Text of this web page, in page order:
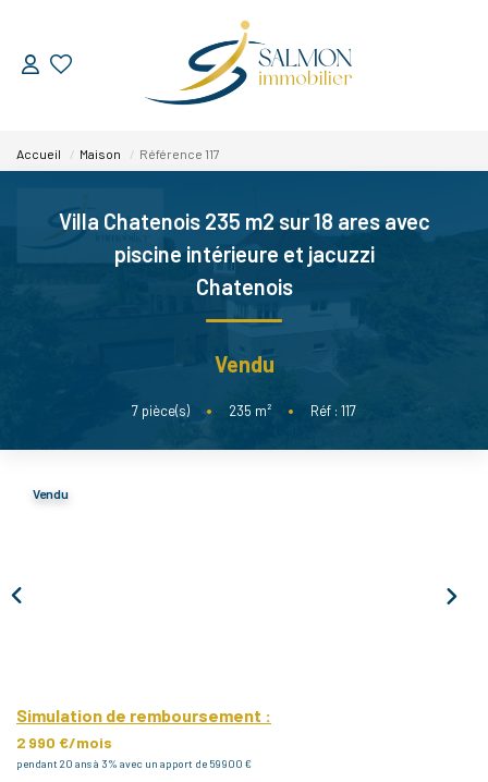
ESTIMER
VENDRE
Nos Services
Nos Réussites
LOUER
Accueil Maison Référence 117
Villa Chatenois 235 m2 sur 18 ares avec
piscine intérieure et jacuzzi
Chatenois
Vendu
7 pièce(s) • 235 m² • Réf : 117
Vendu
Simulation de remboursement :
2 990 €/mois
pendant 20 ans à 3% avec un apport de 59 900 €